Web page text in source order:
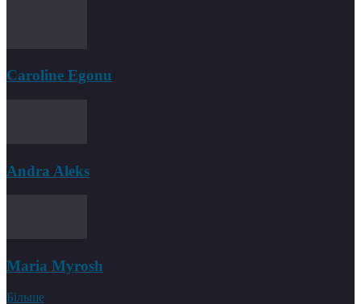
Caroline Egonu
Andra Aleks
Maria Myrosh
Більше